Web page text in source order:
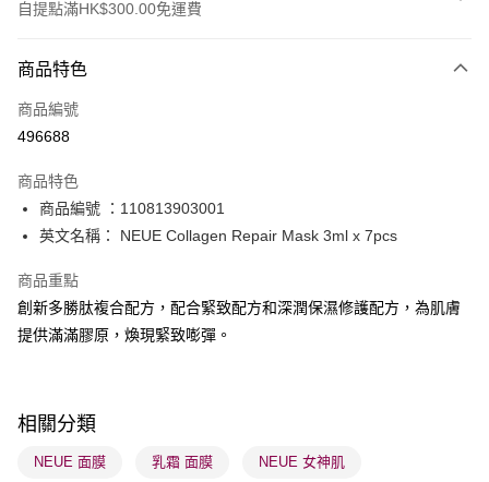
自提點滿HK$300.00免運費
信用卡
Apple Pay
PayMe
WeChat Pay
BoC Pay
送貨方式
每筆HK$65.00，滿HK$300.00或以上免運費
商品特色
商品編號
496688
商品特色
商品編號 ：110813903001
英文名稱： NEUE Collagen Repair Mask 3ml x 7pcs
商品重點
創新多勝肽複合配方，配合緊致配方和深潤保濕修護配方，為肌膚
提供滿滿膠原，煥現緊致嘭彈。
相關分類
NEUE 面膜 乳霜 面膜 NEUE 女神肌